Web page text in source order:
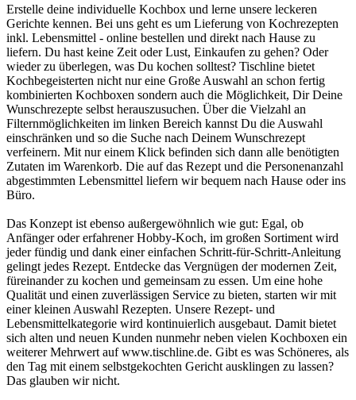
Erstelle deine individuelle Kochbox und lerne unsere leckeren
Gerichte kennen. Bei uns geht es um Lieferung von Kochrezepten
inkl. Lebensmittel - online bestellen und direkt nach Hause zu
liefern. Du hast keine Zeit oder Lust, Einkaufen zu gehen? Oder
wieder zu überlegen, was Du kochen solltest? Tischline bietet
Kochbegeisterten nicht nur eine Große Auswahl an schon fertig
kombinierten Kochboxen sondern auch die Möglichkeit, Dir Deine
Wunschrezepte selbst herauszusuchen. Über die Vielzahl an
Filternmöglichkeiten im linken Bereich kannst Du die Auswahl
einschränken und so die Suche nach Deinem Wunschrezept
verfeinern. Mit nur einem Klick befinden sich dann alle benötigten
Zutaten im Warenkorb. Die auf das Rezept und die Personenanzahl
abgestimmten Lebensmittel liefern wir bequem nach Hause oder ins
Büro.
Das Konzept ist ebenso außergewöhnlich wie gut: Egal, ob
Anfänger oder erfahrener Hobby-Koch, im großen Sortiment wird
jeder fündig und dank einer einfachen Schritt-für-Schritt-Anleitung
gelingt jedes Rezept. Entdecke das Vergnügen der modernen Zeit,
füreinander zu kochen und gemeinsam zu essen. Um eine hohe
Qualität und einen zuverlässigen Service zu bieten, starten wir mit
einer kleinen Auswahl Rezepten. Unsere Rezept- und
Lebensmittelkategorie wird kontinuierlich ausgebaut. Damit bietet
sich alten und neuen Kunden nunmehr neben vielen Kochboxen ein
weiterer Mehrwert auf www.tischline.de. Gibt es was Schöneres, als
den Tag mit einem selbstgekochten Gericht ausklingen zu lassen?
Das glauben wir nicht.